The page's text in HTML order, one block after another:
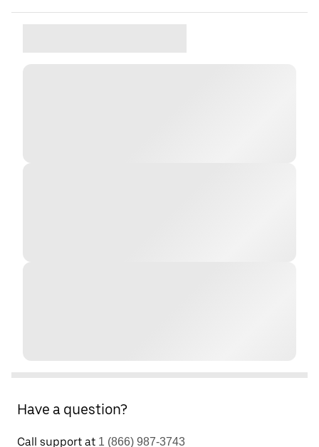
Have a question?
Call support at 1 (866) 987-3743